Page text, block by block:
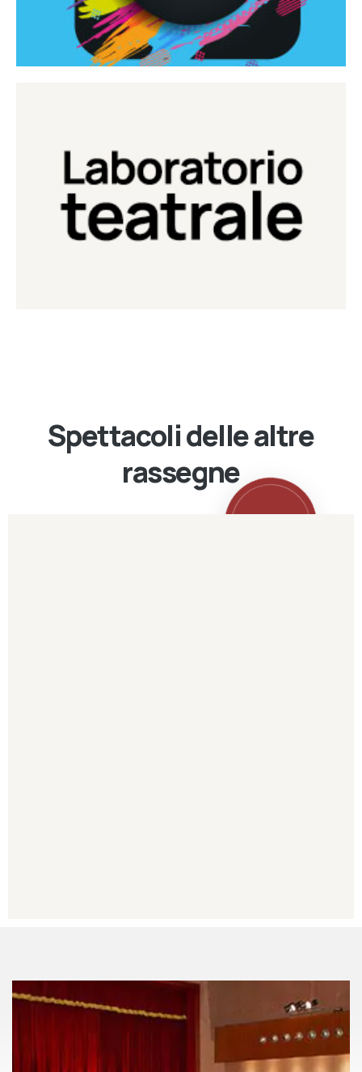
Laboratorio Teatrale
Laboratorio di teatro del Teatro Eduardo de Filippo
Continua
Spettacoli delle altre
rassegne